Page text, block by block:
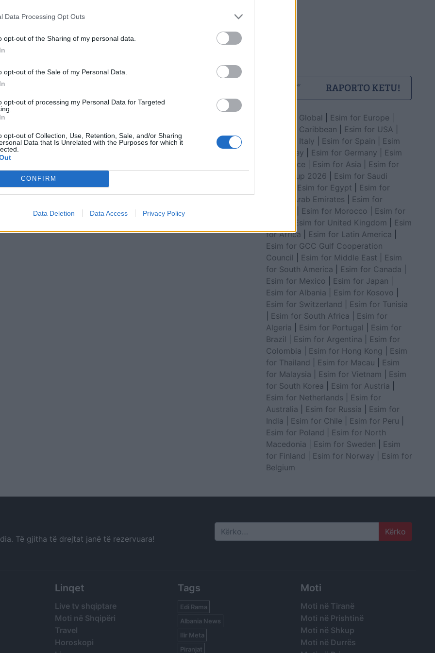
Data Processing Opt Outs
opt-out of the Sharing of my personal data.
opt-out of the Sale of my Personal Data.
opt-out of processing my Personal Data for Targeted
opt-out of Collection, Use, Retention, Sale, and/or Sharing
Data that Is Unrelated with the Purposes for which it
CONFIRM
Data Deletion Data Access Privacy Policy
schedule 11:46 / 19/12/2023
Esim for Global Esim for Europe
Esim for Caribbean
Esim for USA
Esim for Italy
Esim for Spain
Esim
for Turkey
Esim for Germany
Esim
for Greece
Esim for Asia
Esim for
World Cup 2026
Esim for Saudi
Esim for Egypt
Esim for
United Arab Emirates
Esim for
Esim for Morocco
Esim for
Esim for United Kingdom
Esim
for Africa
Esim for Latin America
Esim for GCC Gulf Cooperation
Council
Esim for Middle East
Esim
for South America
Esim for Canada
Esim for Mexico
Esim for Japan
Esim for Albania
Esim for Kosovo
Esim for Switzerland
Esim for Tunisia
Esim for South Africa
Esim for
Algeria
Esim for Portugal
Esim for
Brazil
Esim for Argentina
Esim for
Colombia
Esim for Hong Kong
Esim
for Thailand
Esim for Macau
Esim
for Malaysia
Esim for Vietnam
Esim
for South Korea
Esim for Austria
Esim for Netherlands
Esim for
Australia
Esim for Russia
Esim for
India
Esim for Chile Esim for Peru
Esim for Poland
Esim for North
Macedonia
Esim for Sweden
Esim
for Finland
Esim for Norway
Esim for
Belgium
Të gjitha të drejtat janë të rezervuara! Search
Linqet
Live tv shqiptare
Moti në Shqipëri
Travel
Horoskopi
Tags
Edi Rama
Albania News
Ilir Meta
Piranjat
Moti
Moti në Tiranë
Moti në Prishtinë
Moti në Shkup
Moti në Durrës